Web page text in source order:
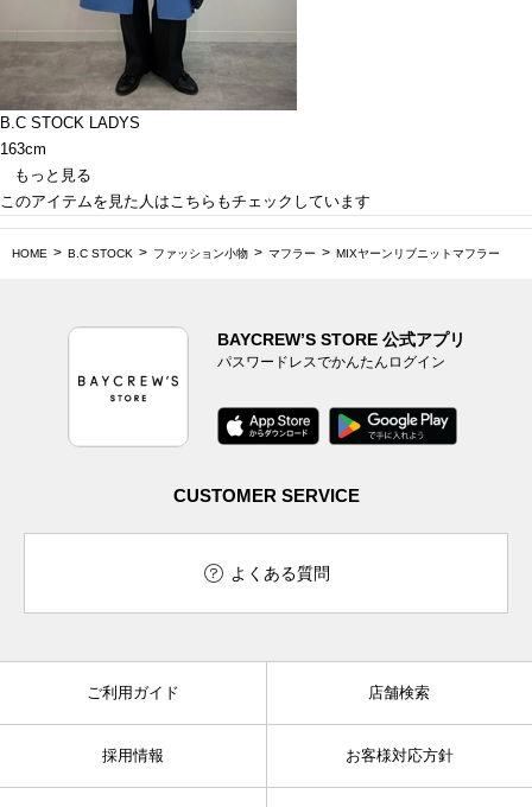
B.C STOCK LADYS
163cm
もっと見る
このアイテムを見た人はこちらもチェックしています
HOME B.C STOCK ファッション小物 マフラー MIXヤーンリブニットマフラー
BAYCREW’S STORE 公式アプリ
パスワードレスでかんたんログイン
CUSTOMER SERVICE
よくある質問
ご利用ガイド 店舗検索
採用情報 お客様対応方針